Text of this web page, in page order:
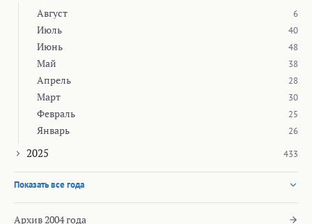
Август 6
Июль 40
Июнь 48
Май 38
Апрель 28
Март 30
Февраль 25
Январь 26
2025 433
Показать все года
Архив 2004 года